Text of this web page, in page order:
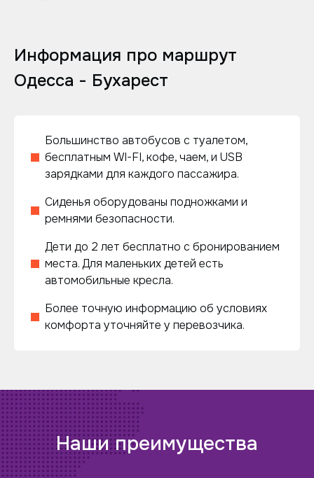
Информация про маршрут
Одесса - Бухарест
Большинство автобусов с туалетом,
бесплатным WI-FI, кофе, чаем, и USB
зарядками для каждого пассажира.
Сиденья оборудованы подножками и
ремнями безопасности.
Дети до 2 лет бесплатно с бронированием
места. Для маленьких детей есть
автомобильные кресла.
Более точную информацию об условиях
комфорта уточняйте у перевозчика.
Наши преимущества